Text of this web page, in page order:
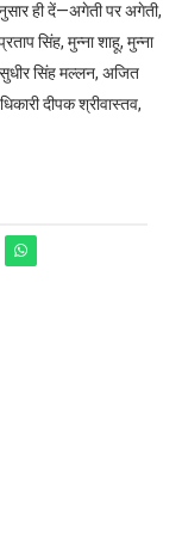
ही दें—अगेती पर अगेती,
सिंह, मुन्ना शाहू, मुन्ना
सुधीर सिंह मल्लन, अजित
दीपक श्रीवास्तव,